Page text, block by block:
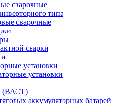
сварочные
типа
сварочные
сварки
установки
установки
(ВАСТ)
аккумуляторных батарей